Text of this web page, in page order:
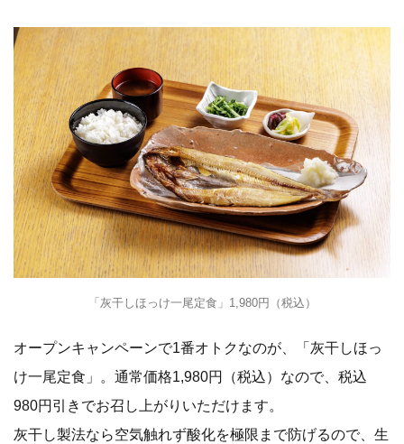
「灰干しほっけ一尾定食」1,980円（税込）
オープンキャンペーンで1番オトクなのが、「灰干しほっ
け一尾定食」。通常価格1,980円（税込）なので、税込
980円引きでお召し上がりいただけます。
灰干し製法なら空気触れず酸化を極限まで防げるので、生